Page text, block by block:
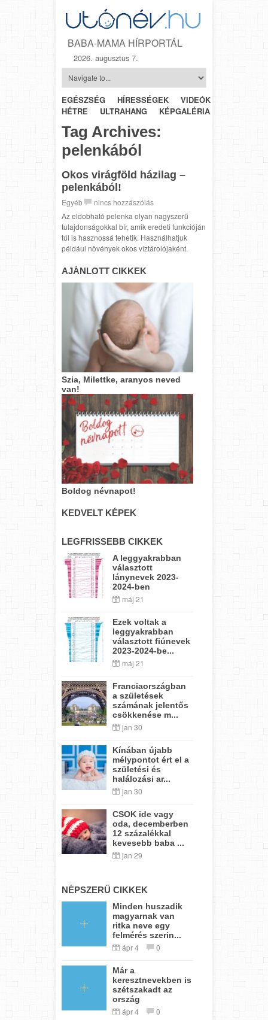
BABA-MAMA HÍRPORTÁL
2026. augusztus 7.
EGÉSZSÉG HÍRESSÉGEK VIDEÓK
HÉTRŐL-
HÉTRE
ULTRAHANG KÉPGALÉRIA
Tag Archives:
pelenkából
Okos virágföld házilag –
pelenkából!
Egyéb
nincs hozzászólás
Az eldobható pelenka olyan nagyszerű
tulajdonságokkal bír, amik eredeti funkcióján
túl is hasznossá tehetik. Használhatjuk
például növények okos víztárolójaként.
AJÁNLOTT CIKKEK
Szia, Milettke, aranyos neved
van!
Boldog névnapot!
KEDVELT KÉPEK
LEGFRISSEBB CIKKEK
A leggyakrabban
választott
lánynevek 2023-
2024-ben
máj 21
Ezek voltak a
leggyakrabban
választott fiúnevek
2023-2024-be...
máj 21
Franciaországban
a születések
számának jelentős
csökkenése m...
jan 30
Kínában újabb
mélypontot ért el a
születési és
halálozási ar...
jan 30
CSOK ide vagy
oda, decemberben
12 százalékkal
kevesebb baba ...
jan 29
NÉPSZERŰ CIKKEK
Minden huszadik
magyarnak van
ritka neve egy
felmérés szerin...
ápr 4 0
Már a
keresztnevekben is
szétszakadt az
ország
ápr 4 0